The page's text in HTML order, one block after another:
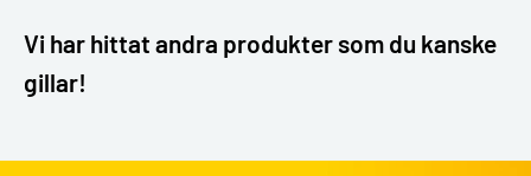
Vi har hittat andra produkter som du kanske
gillar!